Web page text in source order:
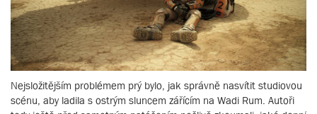
Nejsložitějším problémem prý bylo, jak správně nasvítit studiovou
scénu, aby ladila s ostrým sluncem zářícím na Wadi Rum. Autoři